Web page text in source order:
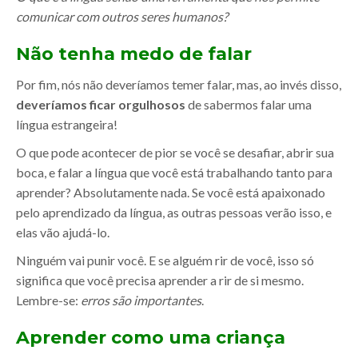
comunicar com outros seres humanos?
Não tenha medo de falar
Por fim, nós não deveríamos temer falar, mas, ao invés disso,
deveríamos ficar orgulhosos de sabermos falar uma
língua estrangeira!
O que pode acontecer de pior se você se desafiar, abrir sua
boca, e falar a língua que você está trabalhando tanto para
aprender? Absolutamente nada. Se você está apaixonado
pelo aprendizado da língua, as outras pessoas verão isso, e
elas vão ajudá-lo.
Ninguém vai punir você. E se alguém rir de você, isso só
significa que você precisa aprender a rir de si mesmo.
Lembre-se: erros são importantes.
Aprender como uma criança